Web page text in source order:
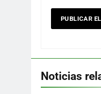
Noticias